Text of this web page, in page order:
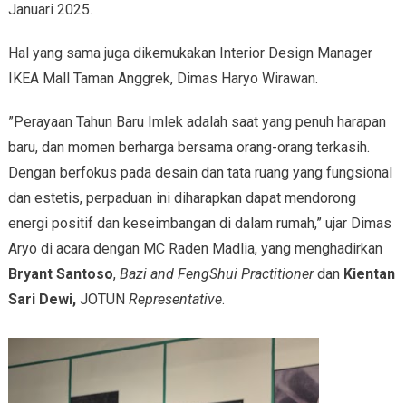
Januari 2025.
Hal yang sama juga dikemukakan Interior Design Manager
IKEA Mall Taman Anggrek, Dimas Haryo Wirawan.
”Perayaan Tahun Baru Imlek adalah saat yang penuh harapan
baru, dan momen berharga bersama orang-orang terkasih.
Dengan berfokus pada desain dan tata ruang yang fungsional
dan estetis, perpaduan ini diharapkan dapat mendorong
energi positif dan keseimbangan di dalam rumah,” ujar Dimas
Aryo di acara dengan MC Raden Madlia, yang menghadirkan
Bryant Santoso, Bazi and FengShui Practitionerdan Kientan
Sari Dewi, JOTUN Representative.